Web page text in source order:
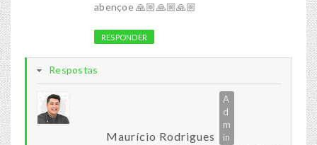
abençoe 🙏🏼🙏🏼🙏🏼
RESPONDER
Respostas
Maurício Rodrigues